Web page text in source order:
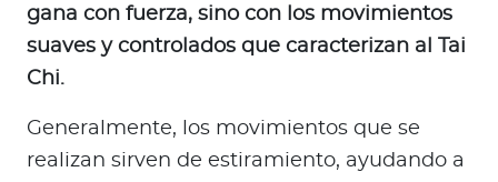
gana con fuerza, sino con los movimientos
suaves y controlados que caracterizan al Tai
Chi.
Generalmente, los movimientos que se
realizan sirven de estiramiento, ayudando a